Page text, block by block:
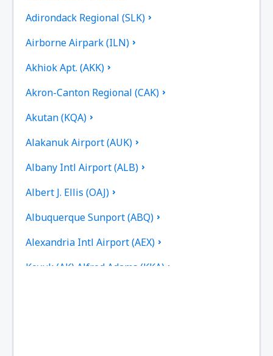
Adirondack Regional (SLK)
Airborne Airpark (ILN)
Akhiok Apt. (AKK)
Akron-Canton Regional (CAK)
Akutan (KQA)
Alakanuk Airport (AUK)
Albany Intl Airport (ALB)
Albert J. Ellis (OAJ)
Albuquerque Sunport (ABQ)
Alexandria Intl Airport (AEX)
Koyuk (AK) Alfred Adams (KKA)